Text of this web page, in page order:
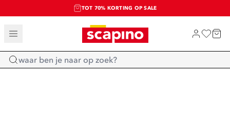
TOT 70% KORTING OP SALE
SALE: LAATSTE KANS!
SHOP NIEUW
Home